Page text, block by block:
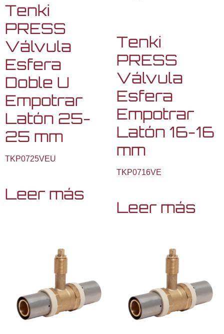
Tenki
PRESS
Válvula
Esfera
Doble U
Empotrar
Latón 25-
25 mm
TKP0725VEU
Leer más
Tenki
PRESS
Válvula
Esfera
Empotrar
Latón 16-16
mm
TKP0716VE
Leer más